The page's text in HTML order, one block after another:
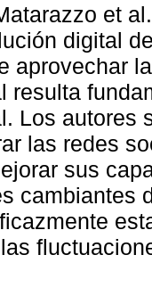
et
digital
aprovechar
resulta
Los autores
las redes
sus
cambiantes